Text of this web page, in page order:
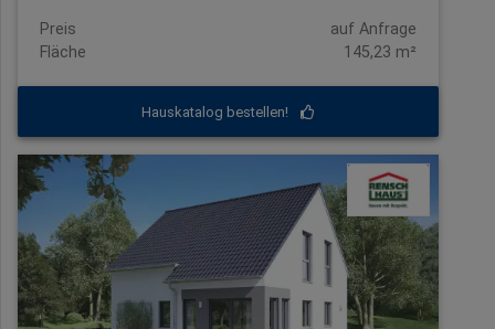
Preis
auf Anfrage
Fläche
145,23 m²
Hauskatalog bestellen!